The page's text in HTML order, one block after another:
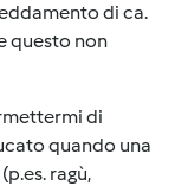
di ca.
questo non
di
quando una
ragù,